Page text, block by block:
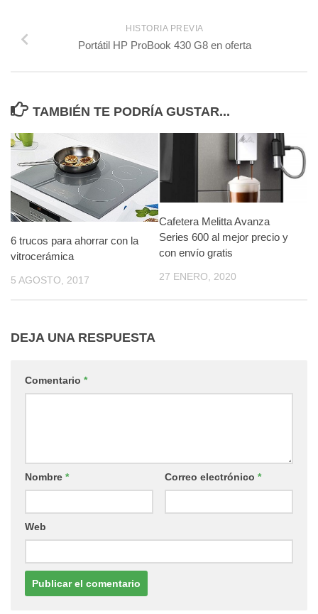
HISTORIA PREVIA
Portátil HP ProBook 430 G8 en oferta
TAMBIÉN TE PODRÍA GUSTAR...
6 trucos para ahorrar con la
vitrocerámica
5 AGOSTO, 2017
Cafetera Melitta Avanza
Series 600 al mejor precio y
con envío gratis
27 ENERO, 2020
DEJA UNA RESPUESTA
Comentario *
Nombre * Correo electrónico *
Web